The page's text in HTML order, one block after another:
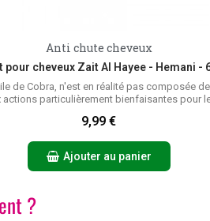
Aperçu rapide
Anti chute cheveux
pour cheveux Zait Al Hayee - Hemani -
de Cobra, n'est en réalité pas composée
actions particulièrement bienfaisantes pour
9,99 €
Ajouter au panier
?